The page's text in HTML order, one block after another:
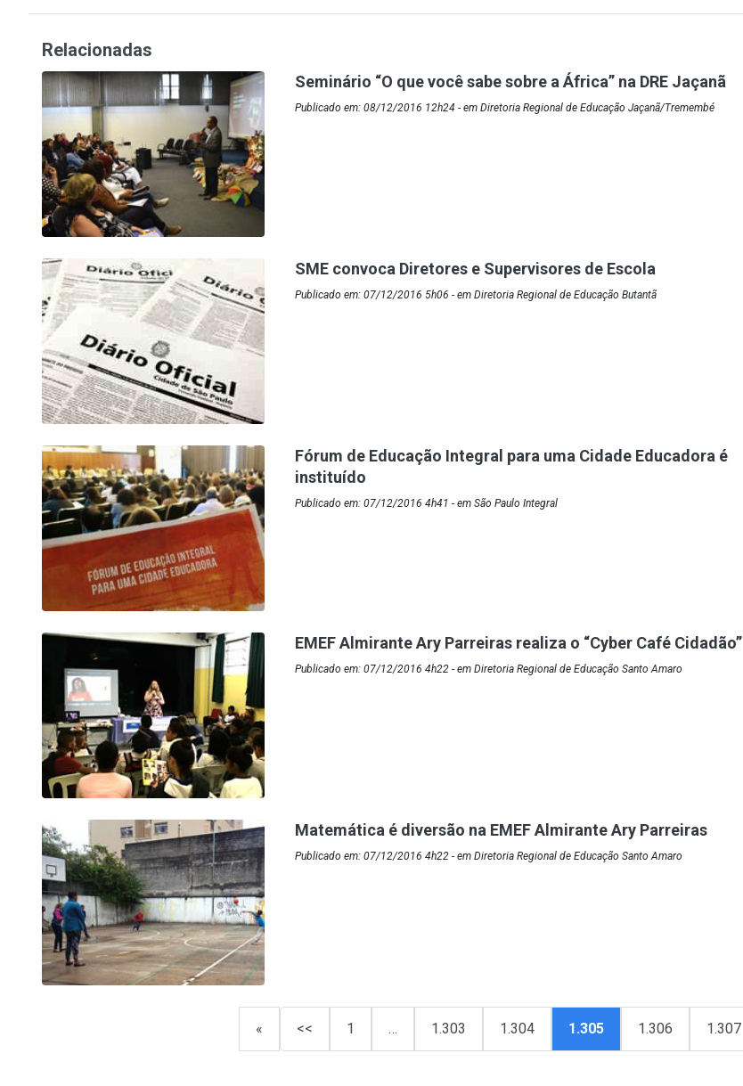
Relacionadas
Seminário “O que você sabe sobre a África” na DRE Jaçanã
Publicado em: 08/12/2016 12h24 - em Diretoria Regional de Educação Jaçanã/Tremembé
SME convoca Diretores e Supervisores de Escola
Publicado em: 07/12/2016 5h06 - em Diretoria Regional de Educação Butantã
Fórum de Educação Integral para uma Cidade Educadora é
instituído
Publicado em: 07/12/2016 4h41 - em São Paulo Integral
EMEF Almirante Ary Parreiras realiza o “Cyber Café Cidadão”
Publicado em: 07/12/2016 4h22 - em Diretoria Regional de Educação Santo Amaro
Matemática é diversão na EMEF Almirante Ary Parreiras
Publicado em: 07/12/2016 4h22 - em Diretoria Regional de Educação Santo Amaro
« << 1 … 1.303 1.304 1.305 1.306 1.307